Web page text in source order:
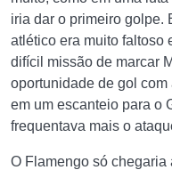
iria dar o primeiro golpe.
atlético era muito faltoso
difícil missão de marcar
oportunidade de gol
em um escanteio para o
frequentava mais o
O Flamengo só